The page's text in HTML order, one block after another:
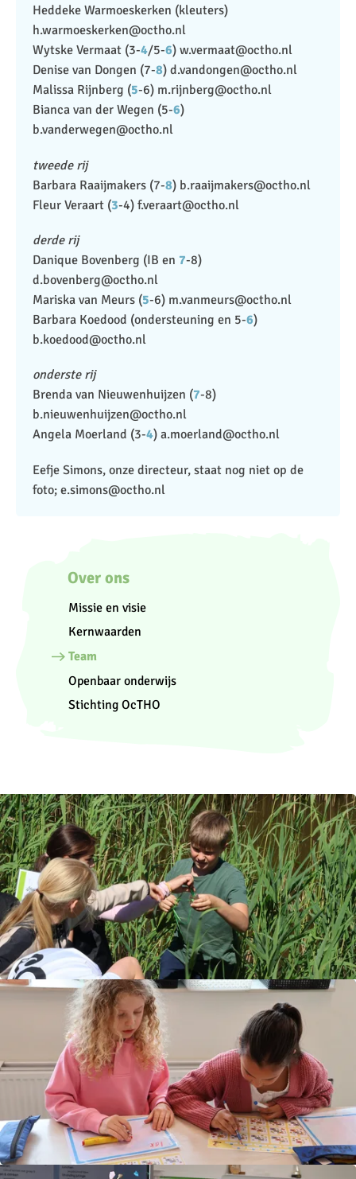
​Heddeke Warmoeskerken (kleuters)
h.warmoeskerken@octho.nl
​Wytske Vermaat (3-4/5-6) w.vermaat@octho.nl
​Denise van Dongen (7-8) d.vandongen@octho.nl
​Malissa Rijnberg (​5-6) m.rijnberg@octho.nl
​Bianca van der Wegen (5-6)
b.vanderwegen@octho.nl
tweede rij
Barbara Raaijmakers (7-8) b.raaijmakers@octho.nl
​Fleur Veraart (3-4) f.veraart@octho.nl
derde rij
Danique Bovenberg (IB en 7-8)
d.bovenberg@octho.nl
​Mariska van Meurs (5-6) m.vanmeurs@octho.nl
​Barbara Koedood (ondersteuning en 5-6)
b.koedood@octho.nl
onderste rij
Brenda van Nieuwenhuijzen (7-8)
b.nieuwenhuijzen@octho.nl
​Angela Moerland (3-4) a.moerland@octho.nl
Eefje Simons, onze directeur, staat nog niet op de
foto; e.simons@octho.nl
Over ons
Missie en visie
Kernwaarden
Team
Openbaar onderwijs
Stichting OcTHO